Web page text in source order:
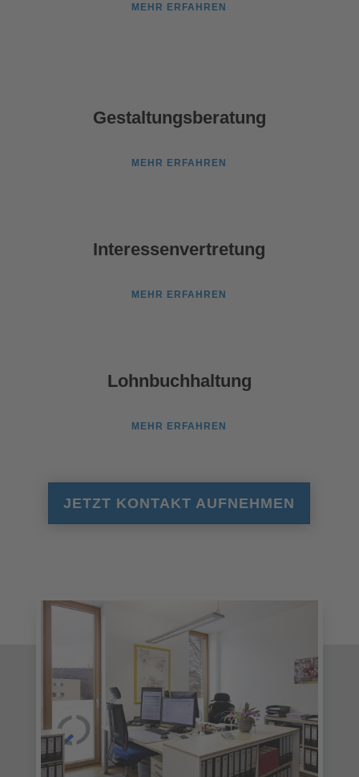
MEHR ERFAHREN
Gestaltungsberatung
MEHR ERFAHREN
Interessenvertretung
MEHR ERFAHREN
Lohnbuchhaltung
MEHR ERFAHREN
JETZT KONTAKT AUFNEHMEN